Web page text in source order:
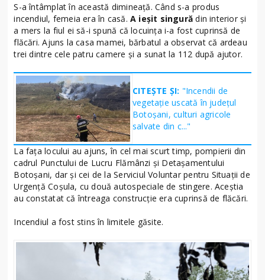
S-a întâmplat în această dimineață. Când s-a produs
incendiul, femeia era în casă. A ieșit singură din interior și
a mers la fiul ei să-i spună că locuința i-a fost cuprinsă de
flăcări. Ajuns la casa mamei, bărbatul a observat că ardeau
trei dintre cele patru camere și a sunat la 112 după ajutor.
CITEȘTE ȘI: "Incendii de
vegetație uscată în județul
Botoșani, culturi agricole
salvate din c..."
La fața locului au ajuns, în cel mai scurt timp, pompierii din
cadrul Punctului de Lucru Flămânzi și Detașamentului
Botoșani, dar și cei de la Serviciul Voluntar pentru Situații de
Urgență Coșula, cu două autospeciale de stingere. Aceștia
au constatat că întreaga construcție era cuprinsă de flăcări.
Incendiul a fost stins în limitele găsite.